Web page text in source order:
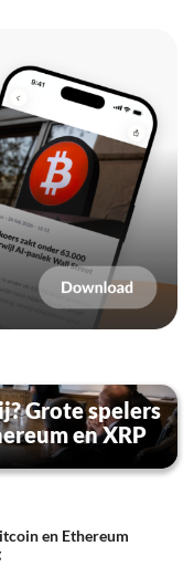
Grote spelers
en XRP
en Ethereum